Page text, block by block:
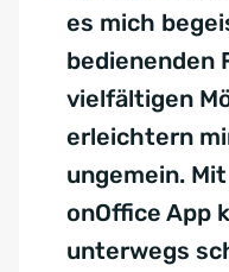
es mich
bedienenden
vielfältigen
erleichtern
ungemein.
onOffice App
unterwegs